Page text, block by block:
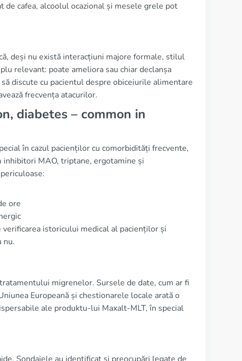
cafea, alcoolul ocazional și mesele grele pot
deși nu există interacțiuni majore formale, stilul
relevant: poate ameliora sau chiar declanșa
discute cu pacientul despre obiceiurile alimentare
frecvența atacurilor.
diabetes – common in
în cazul pacienților cu comorbidități frecvente,
MAO, triptane, ergotamine și
ore
istoricului medical al pacienților și
nu.
migrenelor. Sursele de date, cum ar fi
Europeană și chestionarele locale arată o
ale produktu-lui Maxalt-MLT, în special